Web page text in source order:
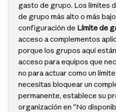
gasto de grupo. Los límites
de grupo más alto o más
configuración de Límite de
acceso a complementos
porque los grupos aquí
acceso para equipos que
no para actuar como un
necesitas bloquear un
permanente, establece su
organización en "No